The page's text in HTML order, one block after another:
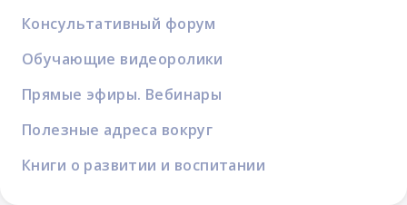
Консультативный форум
Обучающие видеоролики
Прямые эфиры. Вебинары
Полезные адреса вокруг
Книги о развитии и воспитании